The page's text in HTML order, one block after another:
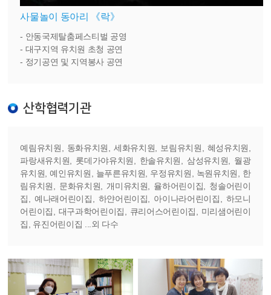
사물놀이 동아리 《락》
- 안동국제탈춤페스티벌 공영
- 대구지역 유치원 초청 공연
- 정기공연 및 지역봉사 공연
산학협력기관
예림유치원, 동화유치원, 세화유치원, 보림유치원, 혜성유치원,
파랑새유치원, 롯데가야유치원, 한솔유치원, 삼성유치원, 월광
유치원, 예인유치원, 늘푸른유치원, 우정유치원, 녹원유치원, 한
림유치원, 문화유치원, 개미유치원, 율하어린이집, 청솔어린이
집, 예나래어린이집, 하얀어린이집, 아이나라어린이집, 하모니
어린이집, 대구과학어린이집, 큐리어스어린이집, 미리샘어린이
집, 유진어린이집 ...외 다수